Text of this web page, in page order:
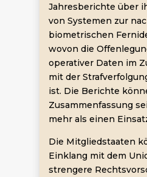
Jahresberichte über
von Systemen zur
biometrischen
wovon die
operativer Daten im
mit der
ist. Die Berichte
Zusammenfassung
mehr als einen
Die Mitgliedstaaten
Einklang mit dem
strengere